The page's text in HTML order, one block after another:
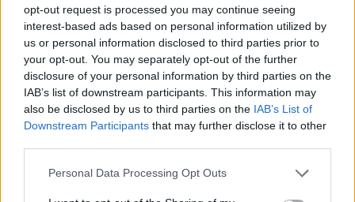
opt-out request is processed you may continue seeing
interest-based ads based on personal information utilized by
us or personal information disclosed to third parties prior to
your opt-out. You may separately opt-out of the further
disclosure of your personal information by third parties on the
IAB’s list of downstream participants. This information may
also be disclosed by us to third parties on the IAB’s List of
Downstream Participants that may further disclose it to other
Personal Data Processing Opt Outs
Αντώνης Ρέμος: Το hit «Δευτέρα» σε remix
από τον Papazó